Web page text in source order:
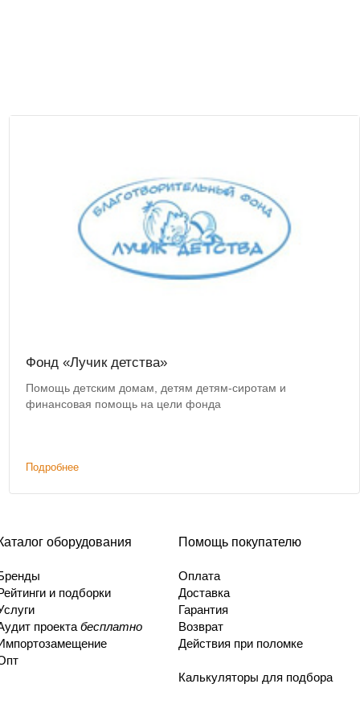
Фонд «Лучик детства»
Помощь детским домам, детям детям-сиротам и
финансовая помощь на цели фонда
Подробнее
оборудования
и подборки
проекта бесплатно
Помощь покупателю
Оплата
Доставка
Гарантия
Возврат
Действия при поломке
Калькуляторы для подбора